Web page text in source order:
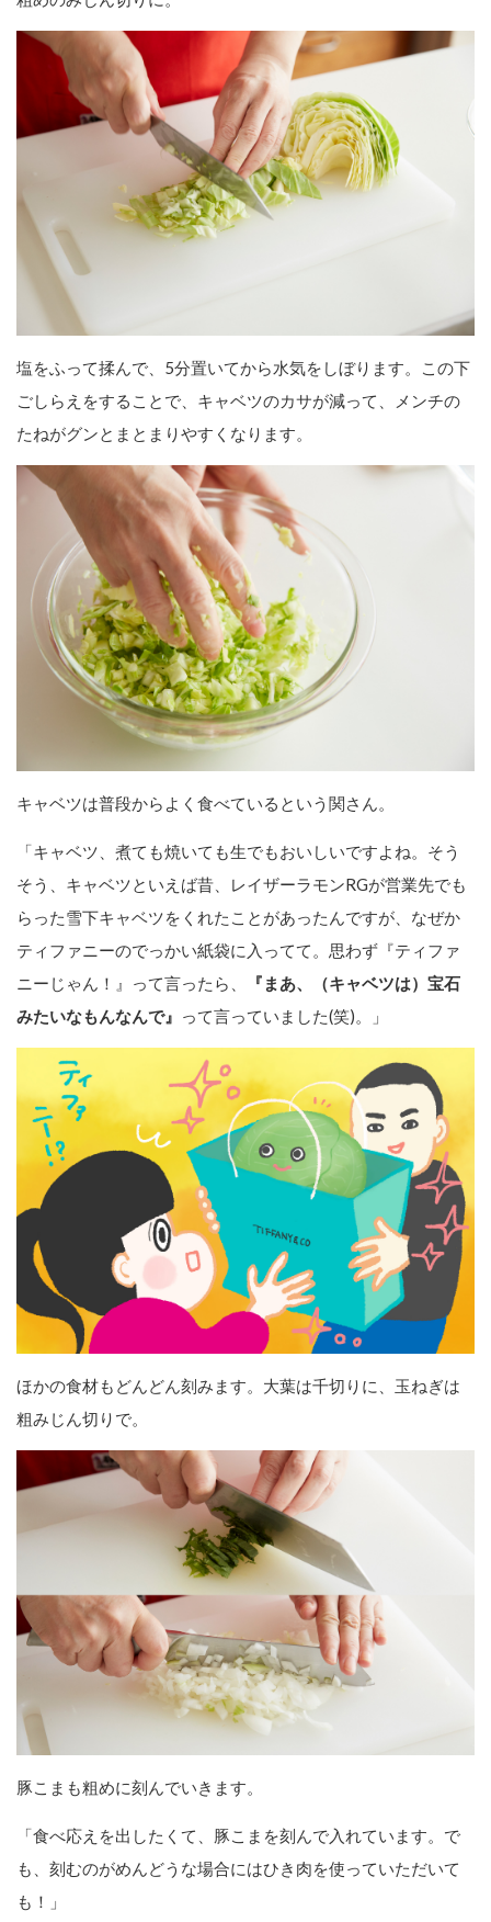
塩をふって揉んで、5分置いてから水気をしぼります。この下
ごしらえをすることで、キャベツのカサが減って、メンチの
たねがグンとまとまりやすくなります。
キャベツは普段からよく食べているという関さん。
「キャベツ、煮ても焼いても生でもおいしいですよね。そう
そう、キャベツといえば昔、レイザーラモンRGが営業先でも
らった雪下キャベツをくれたことがあったんですが、なぜか
ティファニーのでっかい紙袋に入ってて。思わず『ティファ
ニーじゃん！』って言ったら、
『まあ、（キャベツは）宝石
みたいなもんなんで』 って言っていました(笑)。」
ほかの食材もどんどん刻みます。大葉は千切りに、玉ねぎは
粗みじん切りで。
豚こまも粗めに刻んでいきます。
「食べ応えを出したくて、豚こまを刻んで入れています。で
も、刻むのがめんどうな場合にはひき肉を使っていただいて
も！」